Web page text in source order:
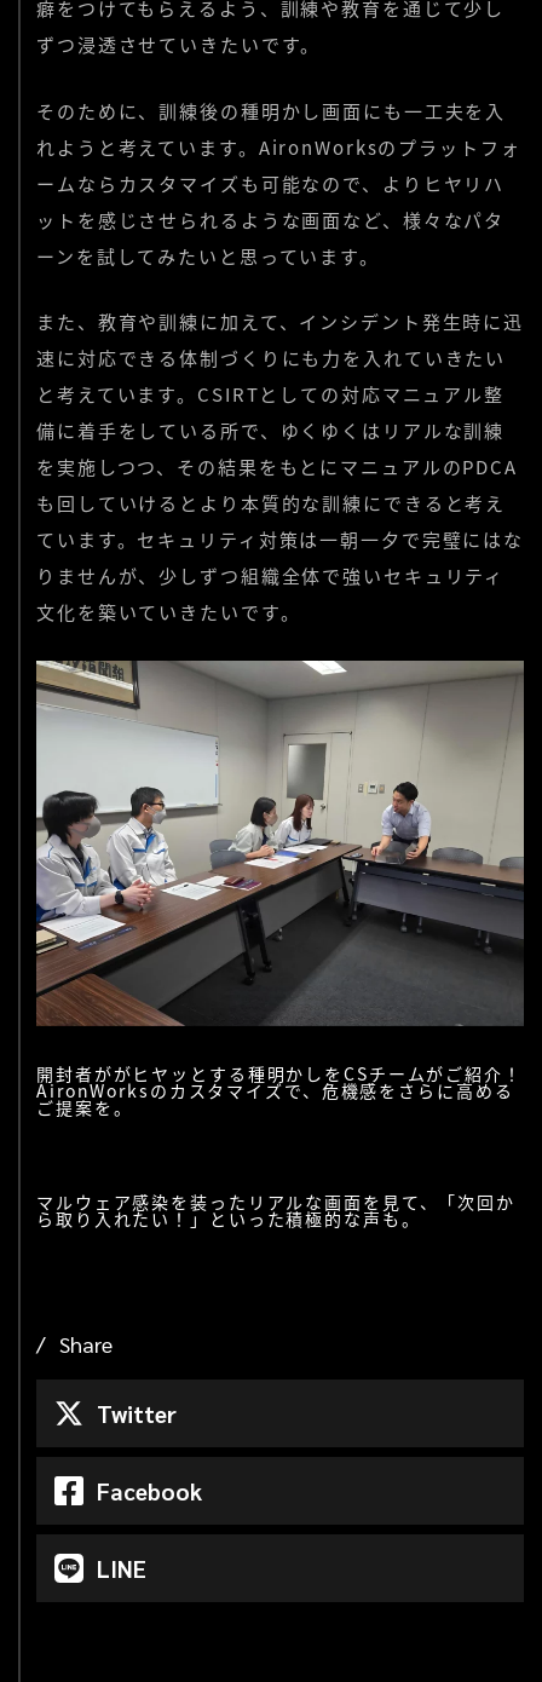
癖をつけてもらえるよう、訓練や教育を通じて少し
ずつ浸透させていきたいです。
そのために、訓練後の種明かし画面にも一工夫を入
れようと考えています。AironWorksのプラットフォ
ームならカスタマイズも可能なので、よりヒヤリハ
ットを感じさせられるような画面など、様々なパタ
ーンを試してみたいと思っています。
また、教育や訓練に加えて、インシデント発生時に迅
速に対応できる体制づくりにも力を入れていきたい
と考えています。CSIRTとしての対応マニュアル整
備に着手をしている所で、ゆくゆくはリアルな訓練
を実施しつつ、その結果をもとにマニュアルのPDCA
も回していけるとより本質的な訓練にできると考え
ています。セキュリティ対策は一朝一夕で完璧にはな
りませんが、少しずつ組織全体で強いセキュリティ
文化を築いていきたいです。
開封者ががヒヤッとする種明かしをCSチームがご紹介！
AironWorksのカスタマイズで、危機感をさらに高める
ご提案を。
マルウェア感染を装ったリアルな画面を見て、「次回か
ら取り入れたい！」といった積極的な声も。
Share
Twitter
Facebook
LINE